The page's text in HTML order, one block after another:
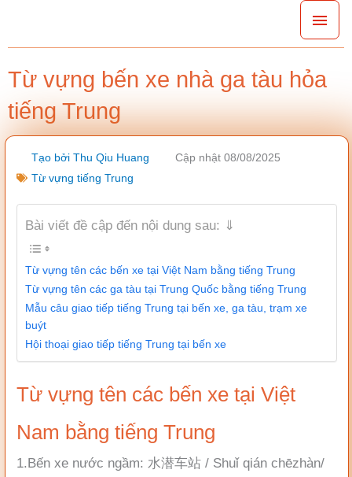
dung
Từ vựng bến xe nhà ga tàu hỏa
tiếng Trung
Tạo bởi Thu Qiu Huang
Cập nhật 08/08/2025
Từ vựng tiếng Trung
Bài viết đề cập đến nội dung sau: ⇓
Từ vựng tên các bến xe tại Việt Nam bằng tiếng Trung
Từ vựng tên các ga tàu tại Trung Quốc bằng tiếng Trung
Mẫu câu giao tiếp tiếng Trung tại bến xe, ga tàu, trạm xe
buýt
Hội thoại giao tiếp tiếng Trung tại bến xe
Từ vựng tên các bến xe tại Việt
Nam bằng tiếng Trung
1.Bến xe nước ngầm: 水潜车站 / Shuǐ qián chēzhàn/